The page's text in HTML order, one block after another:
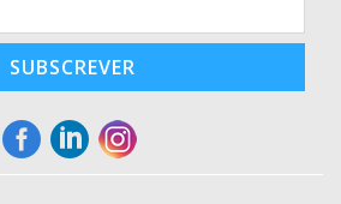
SUBSCREVER